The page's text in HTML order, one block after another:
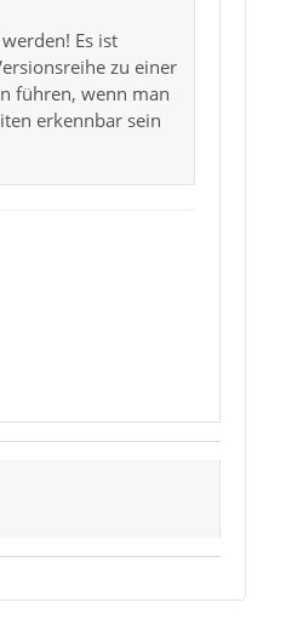
Es ist
zu einer
führen, wenn man
erkennbar sein